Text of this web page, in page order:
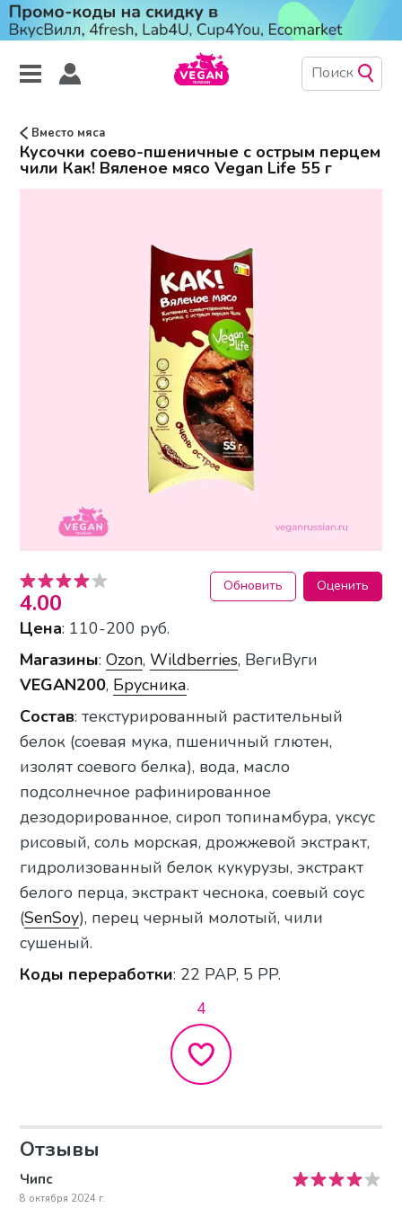
Вместо мяса
Кусочки соево-пшеничные с острым перцем
чили Как! Вяленое мясо Vegan Life 55 г
4.00
Обновить Оценить
Цена: 110-200 руб.
Магазины:Ozon,Wildberries, ВегиВуги
VEGAN200, Брусника.
Состав: текстурированный растительный
белок (соевая мука, пшеничный глютен,
изолят соевого белка), вода, масло
подсолнечное рафинированное
дезодорированное, сироп топинамбура, уксус
рисовый, соль морская, дрожжевой экстракт,
гидролизованный белок кукурузы, экстракт
белого перца, экстракт чеснока, соевый соус
(SenSoy), перец черный молотый, чили
сушеный.
Коды переработки: 22 PAP, 5 PP.
4
Отзывы
Чипс
8 октября 2024 г.